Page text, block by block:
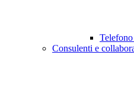
Telefono
Consulenti e